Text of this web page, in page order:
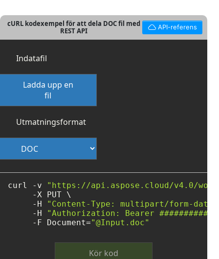
cURL kodexempel för att dela DOC fil med
REST API
API-referens
Indatafil
Ladda upp en
fil
Utmatningsformat
curl -v
"https://api.aspose.cloud/v4.0/
     -X PUT \
     -H
"Content-Type: multipart/form-data"
     -H
"Authorization: Bearer
     -F Document=
"@Input.doc"
Kör kod